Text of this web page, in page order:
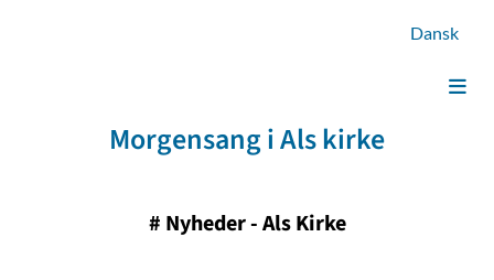
Dansk
Morgensang i Als kirke
# Nyheder - Als Kirke